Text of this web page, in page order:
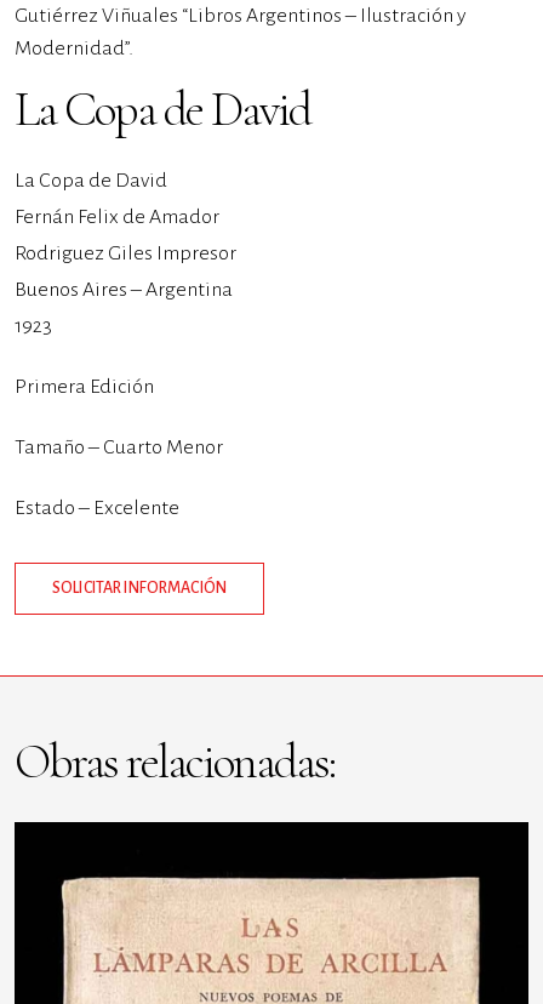
Gutiérrez Viñuales “Libros Argentinos – Ilustración y
Modernidad”.
La Copa de David
La Copa de David
Fernán Felix de Amador
Rodriguez Giles Impresor
Buenos Aires – Argentina
1923
Primera Edición
Tamaño – Cuarto Menor
Estado – Excelente
SOLICITAR INFORMACIÓN
Obras relacionadas: